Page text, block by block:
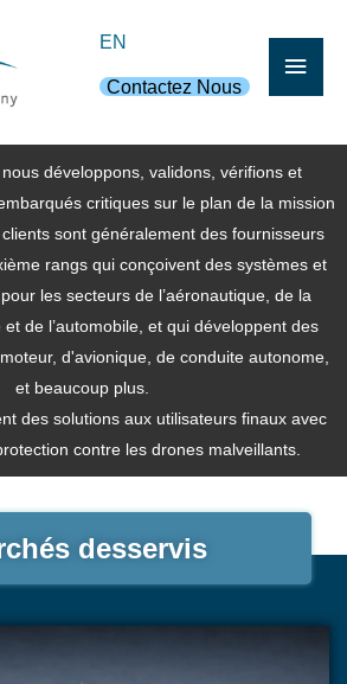
EN
Contactez Nous
développons, validons, vérifions et
critiques sur le plan de la mission
sont généralement des fournisseurs
rangs qui conçoivent des systèmes et
les secteurs de l’aéronautique, de la
et de l’automobile, et qui développent des
d'avionique, de conduite autonome,
et beaucoup plus.
des solutions aux utilisateurs finaux avec
contre les drones malveillants.
desservis